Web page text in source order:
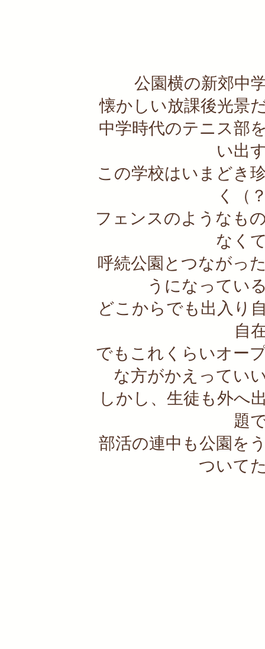
公園横の新郊中
懐かしい放課後光景
中学時代のテニス部
い出
この学校はいまどき
く（
フェンスのようなも
なく
呼続公園とつながっ
うになってい
どこからでも出入り
自
でもこれくらいオー
な方がかえってい
しかし、生徒も外へ
題
部活の連中も公園を
ついて